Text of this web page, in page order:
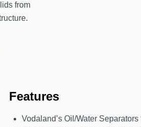
from
Features
Vodaland’s Oil/Water